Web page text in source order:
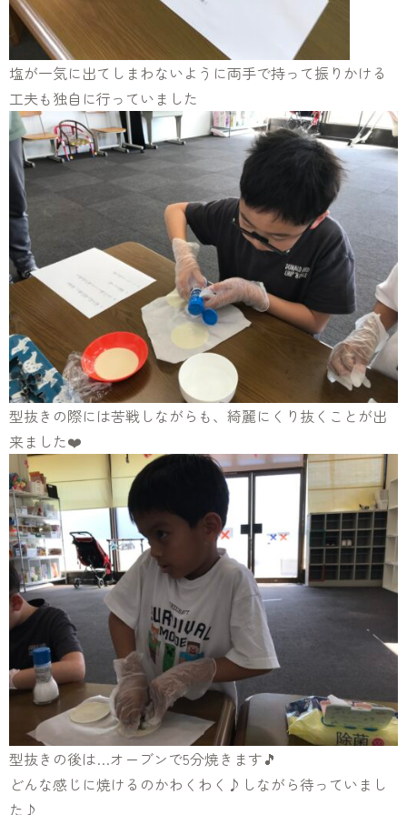
塩が一気に出てしまわないように両手で持って振りかける
工夫も独自に行っていました
型抜きの際には苦戦しながらも、綺麗にくり抜くことが出
来ました❤️
型抜きの後は…オーブンで5分焼きます🎵
どんな感じに焼けるのかわくわく♪しながら待っていまし
た♪